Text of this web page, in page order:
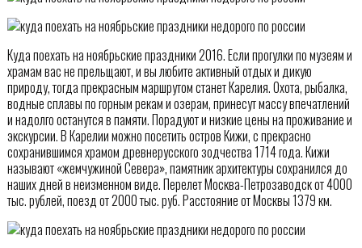
Куда поехать на ноябрьские праздники 2016. Если прогулки по музеям и
храмам вас не прельщают, и вы любите активный отдых и дикую
природу, тогда прекрасным маршрутом станет Карелия. Охота, рыбалка,
водные сплавы по горным рекам и озерам, принесут массу впечатлений
и надолго останутся в памяти. Порадуют и низкие цены на проживание и
экскурсии. В Карелии можно посетить остров Кижи, с прекрасно
сохранившимся храмом древнерусского зодчества 1714 года. Кижи
называют «жемчужиной Севера», памятник архитектуры сохранился до
наших дней в неизменном виде. Перелет Москва-Петрозаводск от 4000
тыс. рублей, поезд от 2000 тыс. руб. Расстояние от Москвы 1379 км.